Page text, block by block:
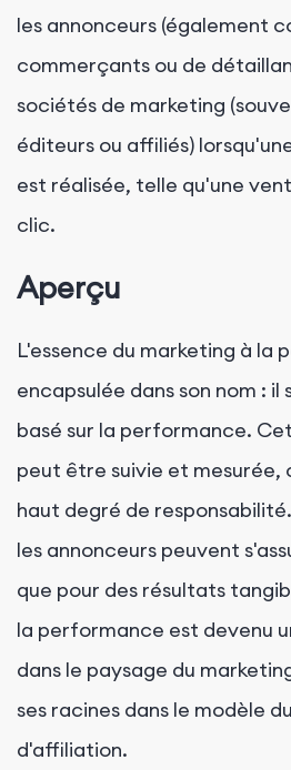
les annonceurs (également
commerçants ou de
sociétés de marketing
éditeurs ou affiliés)
est réalisée, telle qu'une
clic.
Aperçu
L'essence du marketing à la
encapsulée dans son nom :
basé sur la performance.
peut être suivie et mesurée,
haut degré de
les annonceurs peuvent
que pour des résultats
la performance est devenu
dans le paysage du
ses racines dans le modèle
d'affiliation.